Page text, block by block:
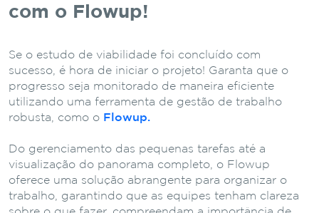
com o Flowup!
Se o estudo de viabilidade foi concluído com
sucesso, é hora de iniciar o projeto! Garanta que o
progresso seja monitorado de maneira eficiente
utilizando uma ferramenta de gestão de trabalho
robusta, como o Flowup.
Do gerenciamento das pequenas tarefas até a
visualização do panorama completo, o Flowup
oferece uma solução abrangente para organizar o
trabalho, garantindo que as equipes tenham clareza